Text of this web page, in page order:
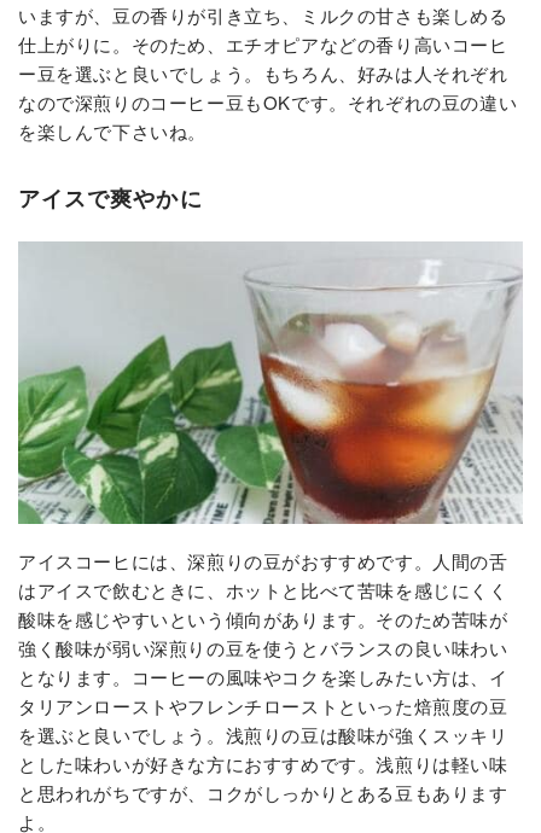
いますが、豆の香りが引き立ち、ミルクの甘さも楽しめる
仕上がりに。そのため、エチオピアなどの香り高いコーヒ
ー豆を選ぶと良いでしょう。もちろん、好みは人それぞれ
なので深煎りのコーヒー豆もOKです。それぞれの豆の違い
を楽しんで下さいね。
アイスで爽やかに
アイスコーヒには、深煎りの豆がおすすめです。人間の舌
はアイスで飲むときに、ホットと比べて苦味を感じにくく
酸味を感じやすいという傾向があります。そのため苦味が
強く酸味が弱い深煎りの豆を使うとバランスの良い味わい
となります。コーヒーの風味やコクを楽しみたい方は、イ
タリアンローストやフレンチローストといった焙煎度の豆
を選ぶと良いでしょう。浅煎りの豆は酸味が強くスッキリ
とした味わいが好きな方におすすめです。浅煎りは軽い味
と思われがちですが、コクがしっかりとある豆もあります
よ。